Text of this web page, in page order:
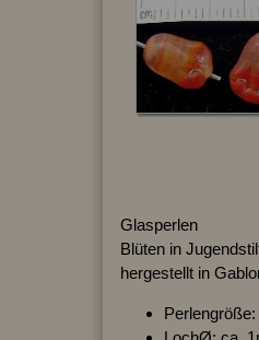
Glasperlen
Blüten in
hergestellt in